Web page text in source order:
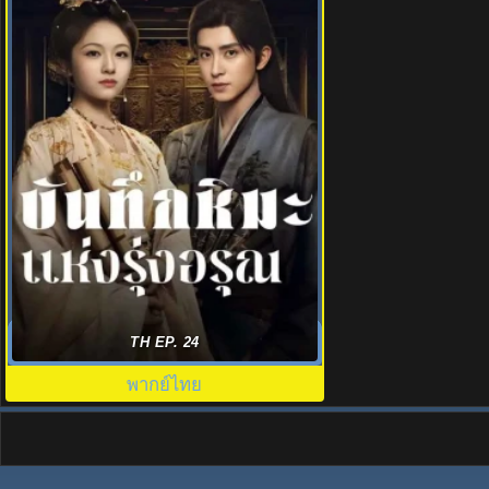
บันทึกหิมะแห่งรุ่งอรุณ (2025) Coroner’s
Diary พากย์ไทย
TH EP. 24
พากย์ไทย